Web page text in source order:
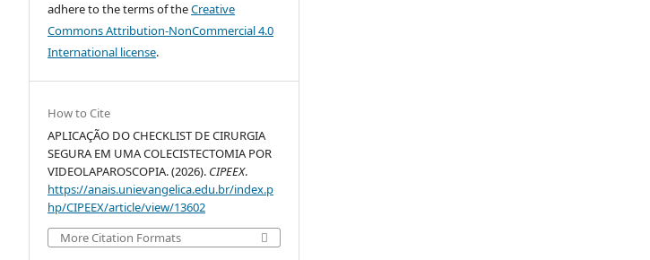
adhere to the terms of theCreative
Commons Attribution-NonCommercial 4.0
International license.
How to Cite
APLICAÇÃO DO CHECKLIST DE CIRURGIA
SEGURA EM UMA COLECISTECTOMIA POR
VIDEOLAPAROSCOPIA. (2026). CIPEEX.
https://anais.unievangelica.edu.br/index.p
hp/CIPEEX/article/view/13602
More Citation Formats